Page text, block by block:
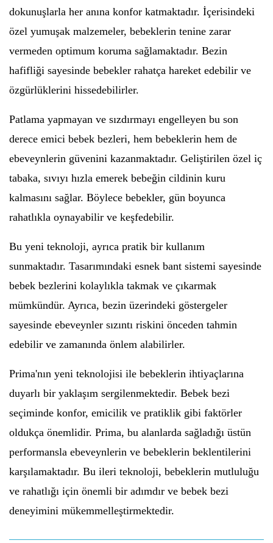
dokunuşlarla her anına konfor katmaktadır. İçerisindeki
özel yumuşak malzemeler, bebeklerin tenine zarar
vermeden optimum koruma sağlamaktadır. Bezin
hafifliği sayesinde bebekler rahatça hareket edebilir ve
özgürlüklerini hissedebilirler.
Patlama yapmayan ve sızdırmayı engelleyen bu son
derece emici bebek bezleri, hem bebeklerin hem de
ebeveynlerin güvenini kazanmaktadır. Geliştirilen özel iç
tabaka, sıvıyı hızla emerek bebeğin cildinin kuru
kalmasını sağlar. Böylece bebekler, gün boyunca
rahatlıkla oynayabilir ve keşfedebilir.
Bu yeni teknoloji, ayrıca pratik bir kullanım
sunmaktadır. Tasarımındaki esnek bant sistemi sayesinde
bebek bezlerini kolaylıkla takmak ve çıkarmak
mümkündür. Ayrıca, bezin üzerindeki göstergeler
sayesinde ebeveynler sızıntı riskini önceden tahmin
edebilir ve zamanında önlem alabilirler.
Prima'nın yeni teknolojisi ile bebeklerin ihtiyaçlarına
duyarlı bir yaklaşım sergilenmektedir. Bebek bezi
seçiminde konfor, emicilik ve pratiklik gibi faktörler
oldukça önemlidir. Prima, bu alanlarda sağladığı üstün
performansla ebeveynlerin ve bebeklerin beklentilerini
karşılamaktadır. Bu ileri teknoloji, bebeklerin mutluluğu
ve rahatlığı için önemli bir adımdır ve bebek bezi
deneyimini mükemmelleştirmektedir.